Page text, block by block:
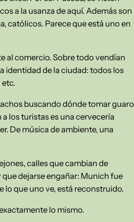
a la usanza de aquí. Además son
católicos. Parece que está uno en
al comercio. Sobre todo vendían
identidad de la ciudad: todos los
buscando dónde tomar guaro
los turistas es una cervecería
De música de ambiente, una
calles que cambian de
dejarse engañar: Munich fue
lo que uno ve, está reconstruido.
lo mismo.